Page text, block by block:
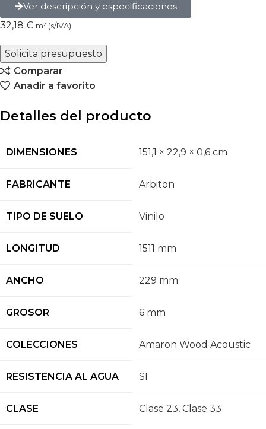
Ver descripción y especificaciones
32,18 € m² (s/IVA)
Solicita presupuesto
Comparar
Añadir a favorito
Detalles del producto
DIMENSIONES 151,1 × 22,9 × 0,6 cm
FABRICANTE Arbiton
TIPO DE SUELO Vinilo
LONGITUD 1511 mm
ANCHO 229 mm
GROSOR 6 mm
COLECCIONES Amaron Wood Acoustic
RESISTENCIA AL AGUA SI
CLASE Clase 23, Clase 33